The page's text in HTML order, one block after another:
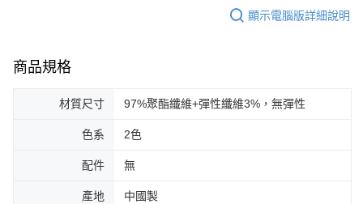
顯示電腦版詳細說明
商品規格
材質尺寸 97%聚酯纖維+彈性纖維3%，無彈性
色系 2色
配件 無
產地 中國製